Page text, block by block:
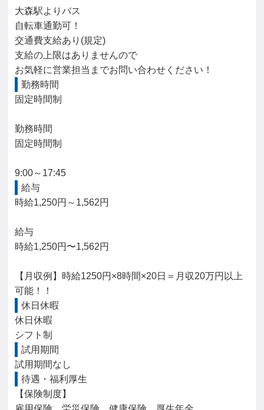
大森駅よりバス
自転車通勤可！
交通費支給あり(規定)
支給の上限はありませんので
お気軽に営業担当までお問い合わせください！
勤務時間
固定時間制
勤務時間
固定時間制
9:00～17:45
給与
時給1,250円～1,562円
給与
時給1,250円〜1,562円
【月収例】時給1250円×8時間×20日＝月収20万円以上
可能！！
休日休暇
休日休暇
シフト制
試用期間
試用期間なし
待遇・福利厚生
【保険制度】